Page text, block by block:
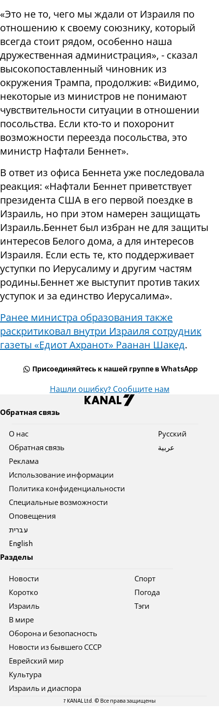
«Это не то, чего мы ждали от Израиля по
отношению к своему союзнику, который
всегда стоит рядом, особенно наша
дружественная администрация», - сказал
высокопоставленный чиновник из
окружения Трампа, продолжив: «Видимо,
некоторые из министров не понимают
чувствительности ситуации в отношении
посольства. Если кто-то и похоронит
возможности переезда посольства, это
министр Нафтали Беннет».
В ответ из офиса Беннета уже последовала
реакция: «Нафтали Беннет приветствует
президента США в его первой поездке в
Израиль, но при этом намерен защищать
Израиль.Беннет был избран не для защиты
интересов Белого дома, а для интересов
Израиля. Если есть те, кто поддерживает
уступки по Иерусалиму и другим частям
родины.Беннет же выступит против таких
уступок и за единство Иерусалима».
Ранее министра образования также
раскритиковал внутри Израиля сотрудник
газеты «Едиот Ахранот» Раанан Шакед.
Присоединяйтесь к нашей группе в WhatsApp
Нашли ошибку? Сообщите нам
Обратная связь
О нас
Обратная связь
Реклама
Использование информации
Политика конфиденциальности
Специальные возможности
Оповещения
עברית
English
Pусский
عربية
Разделы
Новости
Коротко
Израиль
В мире
Оборона и безопасность
Новости из бывшего СССР
Еврейский мир
Культура
Израиль и диаспора
Спорт
Погода
Тэги
7 KANAL Ltd. © Все права защищены